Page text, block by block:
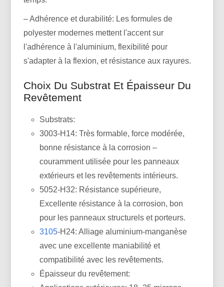
– Adhérence et durabilité: Les formules de
polyester modernes mettent l'accent sur
l'adhérence à l'aluminium, flexibilité pour
s'adapter à la flexion, et résistance aux rayures.
Choix Du Substrat Et Épaisseur Du
Revêtement
Substrats:
3003-H14: Très formable, force modérée,
bonne résistance à la corrosion –
couramment utilisée pour les panneaux
extérieurs et les revêtements intérieurs.
5052-H32: Résistance supérieure,
Excellente résistance à la corrosion, bon
pour les panneaux structurels et porteurs.
3105-H24: Alliage aluminium-manganèse
avec une excellente maniabilité et
compatibilité avec les revêtements.
Épaisseur du revêtement: